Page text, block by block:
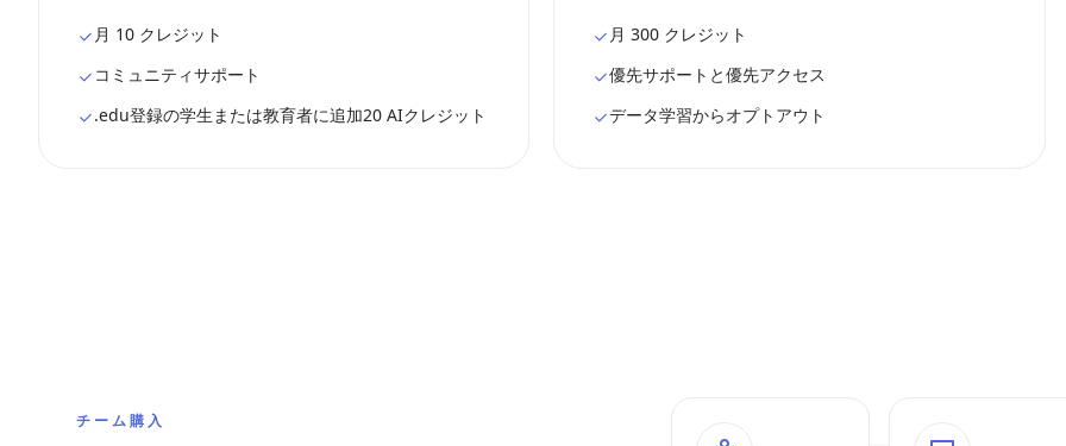
月 10 クレジット
コミュニティサポート
.edu登録の学生または教育者に追加20 AIクレジット
月 300 クレジット
優先サポートと優先アクセス
データ学習からオプトアウト
チーム購入